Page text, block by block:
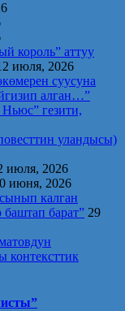
аттуу
июля, 2026
суусуна
алган…”
гезити,
уландысы)
июля, 2026
июня, 2026
калган
барат” 29
контексттик